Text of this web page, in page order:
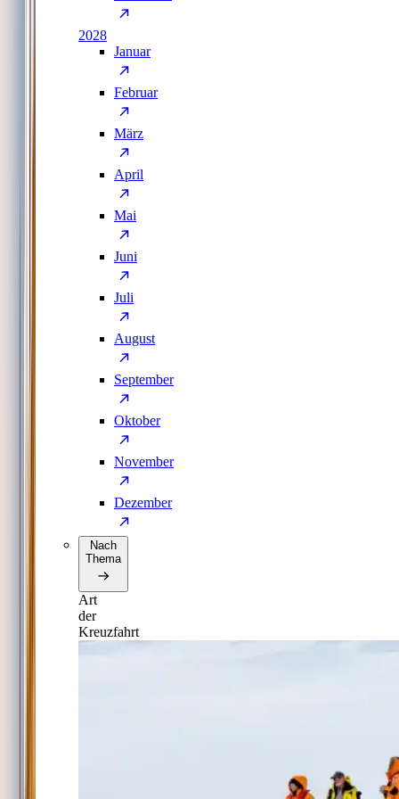
2028
Januar
Februar
März
April
Mai
Juni
Juli
August
September
Oktober
November
Dezember
Nach
Thema
Art
der
Kreuzfahrt